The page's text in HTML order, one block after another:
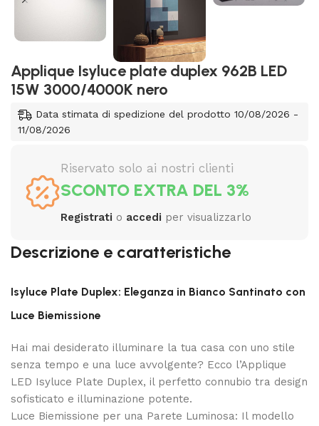
Applique Isyluce plate duplex 962B LED
15W 3000/4000K nero
Data stimata di spedizione del prodotto 10/08/2026 -
11/08/2026
Riservato solo ai nostri clienti
SCONTO EXTRA DEL 3%
Registrati o accedi per visualizzarlo
Descrizione e caratteristiche
Isyluce Plate Duplex: Eleganza in Bianco Santinato con
Luce Biemissione
Hai mai desiderato illuminare la tua casa con uno stile
senza tempo e una luce avvolgente? Ecco l’Applique
LED Isyluce Plate Duplex, il perfetto connubio tra design
sofisticato e illuminazione potente.
Luce Biemissione per una Parete Luminosa: Il modello